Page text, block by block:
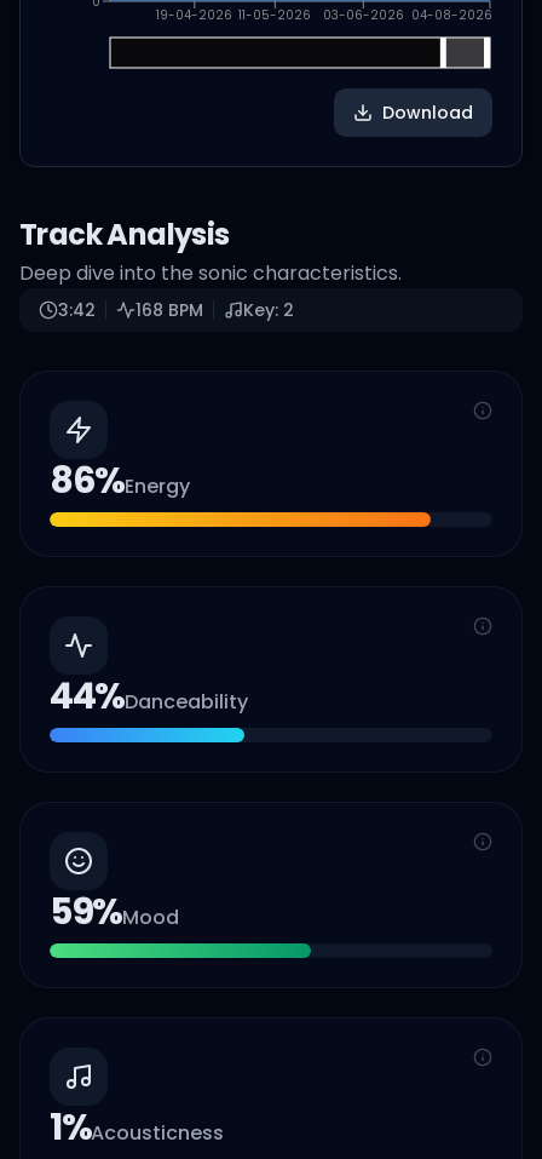
19-04-2026 11-05-2026 03-06-2026 04-08-2026
Download
Track Analysis
Deep dive into the sonic characteristics.
3:42 168 BPM Key: 2
86%Energy
44%Danceability
59%Mood
1%Acousticness